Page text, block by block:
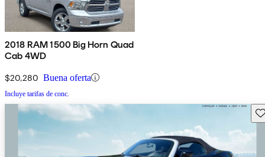
2018 RAM 1500 Big Horn Quad
Cab 4WD
$20,280 Buena oferta
Incluye tarifas de conc.